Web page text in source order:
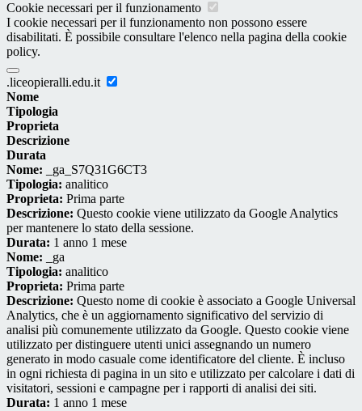
Cookie necessari per il funzionamento
I cookie necessari per il funzionamento non possono essere
disabilitati. È possibile consultare l'elenco nella pagina della cookie
policy.
.liceopieralli.edu.it
Nome
Tipologia
Proprieta
Descrizione
Durata
Nome: _ga_S7Q31G6CT3
Tipologia: analitico
Proprieta: Prima parte
Descrizione: Questo cookie viene utilizzato da Google Analytics
per mantenere lo stato della sessione.
Durata: 1 anno 1 mese
Nome: _ga
Tipologia: analitico
Proprieta: Prima parte
Descrizione: Questo nome di cookie è associato a Google Universal
Analytics, che è un aggiornamento significativo del servizio di
analisi più comunemente utilizzato da Google. Questo cookie viene
utilizzato per distinguere utenti unici assegnando un numero
generato in modo casuale come identificatore del cliente. È incluso
in ogni richiesta di pagina in un sito e utilizzato per calcolare i dati di
visitatori, sessioni e campagne per i rapporti di analisi dei siti.
Durata: 1 anno 1 mese